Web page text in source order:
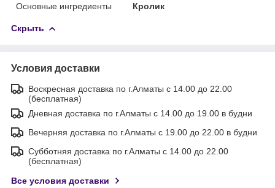
Основные ингредиенты
Кролик
Скрыть
Условия доставки
Воскресная доставка по г.Алматы с 14.00 до 22.00
(бесплатная)
Дневная доставка по г.Алматы с 14.00 до 19.00 в будни
Вечерняя доставка по г.Алматы с 19.00 до 22.00 в будни
Субботняя доставка по г.Алматы с 14.00 до 22.00
(бесплатная)
Все условия доставки